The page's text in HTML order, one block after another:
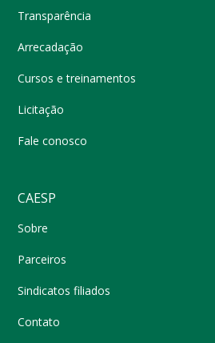
Transparência
Arrecadação
Cursos e treinamentos
Licitação
Fale conosco
CAESP
Sobre
Parceiros
Sindicatos filiados
Contato